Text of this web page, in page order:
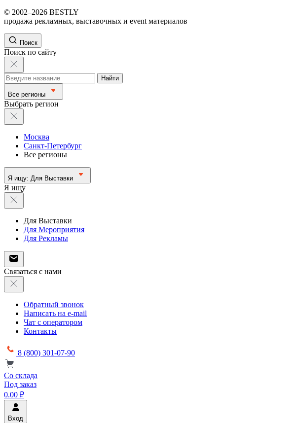
© 2002–2026 BESTLY
продажа рекламных, выставочных и event материалов
Поиск
Поиск по сайту
Найти
Все регионы
Выбрать регион
Москва
Санкт-Петербург
Все регионы
Я ищу: Для Выставки
Я ищу
Для Выставки
Для Мероприятия
Для Рекламы
Связаться с нами
Обратный звонок
Написать на e-mail
Чат с оператором
Контакты
8 (800) 301-07-90
Со склада
Под заказ
0.00 ₽
Вход